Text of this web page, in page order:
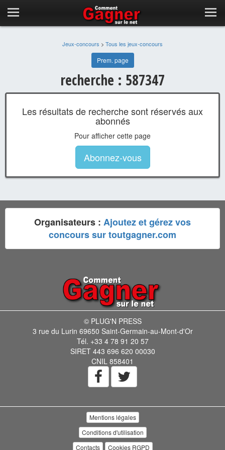
Jeux-concours > Tous les jeux-concours
Prem. page
recherche : 587347
Les résultats de recherche sont réservés aux
abonnés
Pour afficher cette page
Abonnez-vous
Organisateurs : Ajoutez et gérez vos
concours sur toutgagner.com
© PLUG'N PRESS
3 rue du Lurin 69650 Saint-Germain-au-Mont-d'Or
Tél. +33 4 78 91 20 57
SIRET 443 696 620 00030
CNIL 858401
Mentions légales
Conditions d'utilisation
Contacts
Cookies RGPD